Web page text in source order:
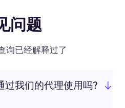
问题
询已经解释过了
过我们的代理使用吗?